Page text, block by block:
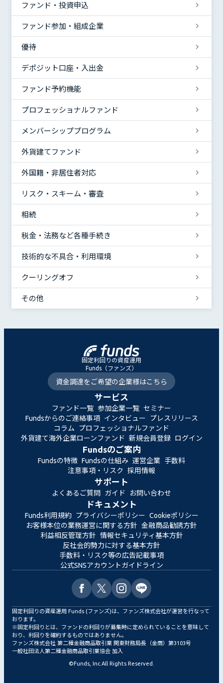
ファンド・投資申込
ファンド参加・組成企業
優待
デポジット口座・入出金
ファンド予約機能
プロフェッショナルファンド
メンバーシッププログラム
外貨建てファンド
外国籍・非居住者対応
リスク・スキーム・審査
相続
税金・法務など各種手続き
技術的な不具合・利用環境
クーリングオフ
その他
固定利回りの資産運用
Funds（ファンズ）
資金調達をご希望の企業様はこちら
サービス
ファンド一覧 参加企業一覧 セミナー
Fundsからのご連絡事項 インタビュー
プレスリリース
コラム
プロフェッショナルファンド
外貨建て海外企業ローンファンド 新規会員登録 ログイン
Fundsのご案内
Fundsの特徴 Fundsの仕組み 運営企業 手数料
注意事項・リスク
採用情報
サポート
よくあるご質問 ガイド お問い合わせ
ドキュメント
Funds利用規約 プライバシーポリシー Cookieポリシー
お客様本位の業務運営に関する方針 金融商品勧誘方針
利益相反管理方針 情報セキュリティ基本方針
反社会的勢力に対する基本方針
手数料・リスク等の広告記載事項
公式SNSアカウントガイドライン
固定利回りの資産運用 Funds (ファンズ)は、ファンズ株式会社が運営を行なって
おります。
※固定利回りとは、ファンドの利回りが募集時に定められていることを意味して
おり、利回りを確約するものではありません。
ファンズ株式会社 第二種金融商品取引業 関東財務局長（金商）第3103号
一般社団法人第二種金融商品取引業協会 加入
© Funds, Inc. All Rights Reserved.